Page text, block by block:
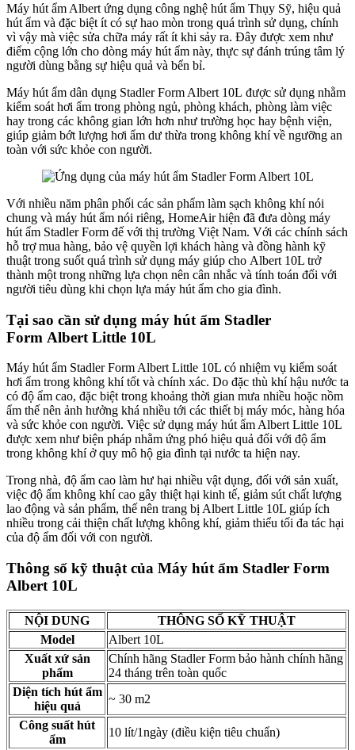
Máy hút ẩm Albert ứng dụng công nghệ hút ẩm Thụy Sỹ, hiệu quả
hút ẩm và đặc biệt ít có sự hao mòn trong quá trình sử dụng, chính
vì vậy mà việc sửa chữa máy rất ít khi sảy ra. Đây được xem như
điểm cộng lớn cho dòng máy hút ẩm này, thực sự đánh trúng tâm lý
người dùng bằng sự hiệu quả và bển bỉ.
Máy hút ẩm dân dụng Stadler Form Albert 10L được sử dụng nhằm
kiểm soát hơi ẩm trong phòng ngủ, phòng khách, phòng làm việc
hay trong các không gian lớn hơn như trường học hay bệnh viện,
giúp giảm bớt lượng hơi ẩm dư thừa trong không khí về ngưỡng an
toàn với sức khỏe con người.
Với nhiều năm phân phối các sản phẩm làm sạch không khí nói
chung và máy hút ẩm nói riêng, HomeAir hiện đã đưa dòng máy
hút ẩm Stadler Form đế với thị trường Việt Nam. Với các chính sách
hỗ trợ mua hàng, bảo vệ quyền lợi khách hàng và đồng hành kỹ
thuật trong suốt quá trình sử dụng máy giúp cho Albert 10L trở
thành một trong những lựa chọn nên cân nhắc và tính toán đối với
người tiêu dùng khi chọn lựa máy hút ẩm cho gia đình.
Tại sao cần sử dụng máy hút ẩm Stadler
Form Albert Little 10L
Máy hút ẩm Stadler Form Albert Little 10L có nhiệm vụ kiểm soát
hơi ẩm trong không khí tốt và chính xác. Do đặc thù khí hậu nước ta
có độ ẩm cao, đặc biệt trong khoảng thời gian mưa nhiều hoặc nồm
ẩm thế nên ảnh hưởng khá nhiều tới các thiết bị máy móc, hàng hóa
và sức khỏe con người. Việc sử dụng máy hút ẩm Albert Little 10L
được xem như biện pháp nhằm ứng phó hiệu quả đối với độ ẩm
trong không khí ở quy mô hộ gia đình tại nước ta hiện nay.
Trong nhà, độ ẩm cao làm hư hại nhiều vật dụng, đối với sản xuất,
việc độ ẩm không khí cao gây thiệt hại kinh tế, giảm sút chất lượng
lao động và sản phẩm, thế nên trang bị Albert Little 10L giúp ích
nhiều trong cải thiện chất lượng không khí, giảm thiểu tối đa tác hại
của độ ẩm đối với con người.
Thông số kỹ thuật của Máy hút ẩm Stadler Form
Albert 10L
NỘI DUNG
THÔNG SỐ KỸ THUẬT
Model
Albert 10L
Xuất xứ sản
phẩm
Chính hãng Stadler Form bảo hành chính hãng
24 tháng trên toàn quốc
Diện tích hút ẩm
hiệu quả
~ 30 m2
Công suất hút
ẩm
10 lít/1ngày (điều kiện tiêu chuẩn)